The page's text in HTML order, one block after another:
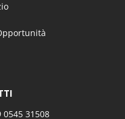
0545 31508